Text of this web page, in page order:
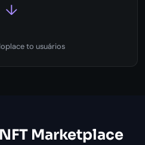
↓
to usuários
Marketplace